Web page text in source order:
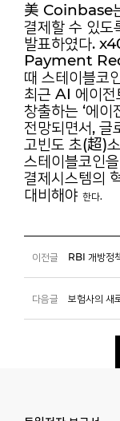
美 Coinbase
결제할 수 있도
발표하였다.
Payment
때 스테이블코
최근 AI 에이전
창출하는 ‘에이
전망되면서, 글
고빈도 초(超)
스테이블코인
결제시스템의
대비해야 한다.
이전글 RBI 개방정
다음글 보험사의 새